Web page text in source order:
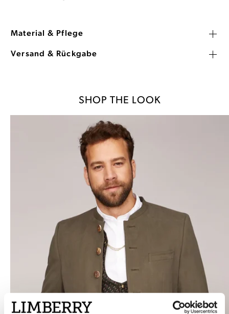
Material & Pflege
Versand & Rückgabe
SHOP THE LOOK